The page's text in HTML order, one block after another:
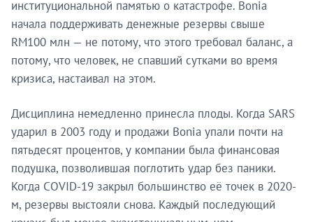
институциональной памятью о катастрофе. Bonia
начала поддерживать денежные резервы свыше
RM100 млн — не потому, что этого требовал баланс, а
потому, что человек, не спавший сутками во время
кризиса, настаивал на этом.
Дисциплина немедленно принесла плоды. Когда SARS
ударил в 2003 году и продажи Bonia упали почти на
пятьдесят процентов, у компании была финансовая
подушка, позволившая поглотить удар без паники.
Когда COVID-19 закрыл большинство её точек в 2020-
м, резервы выстояли снова. Каждый последующий